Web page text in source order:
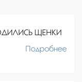
ЩЕНКИ
Подробнее